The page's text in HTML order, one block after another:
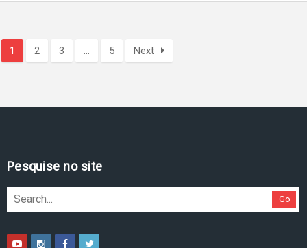
1 2 3 … 5 Next
Pesquise no site
Go